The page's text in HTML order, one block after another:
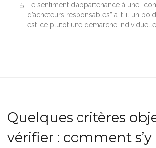
Le sentiment d’appartenance à une
d’acheteurs responsables” a-t-il un
est-ce plutôt une démarche individuelle
Quelques critères
vérifier : comment s’y